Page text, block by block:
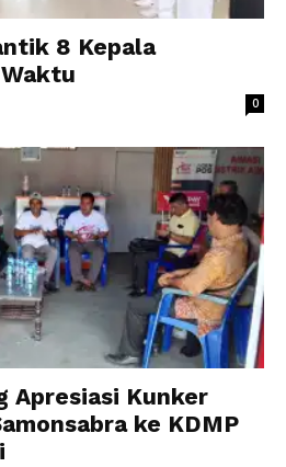
8 Kepala
0
Apresiasi Kunker
ke KDMP